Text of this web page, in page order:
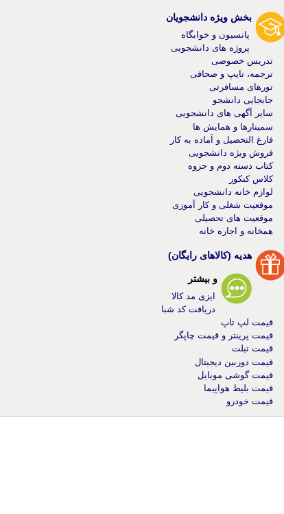
بخش ویژه دانشجویان
پانسیون و خوابگاه
پروژه های دانشجویی
تدریس خصوصی
ترجمه، تایپ و صحافی
تورهای مسافرتی
جابجایی دانشجو
سایر آگهی های دانشجویی
سمینارها و همایش ها
فارغ التحصیل و آماده به کار
فروش ویژه دانشجویی
کتاب دسته دوم و جزوه
کلاس کنکور
لوازم خانه دانشجویی
موقعیت شغلی و کار آموزی
موقعیت های تحصیلی
همخانه و اجاره خانه
هدیه (کالاهای رایگان)
و بیشتر
ایزی مد کالا
دریافت کد شبا
قیمت لپ تاپ
قیمت پرینتر و قیمت چاپگر
قیمت تبلت
قیمت دوربین دیجیتال
قیمت گوشی موبایل
قیمت بلیط هواپیما
قیمت خودرو